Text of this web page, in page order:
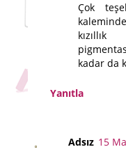
Çok
kızıllık
kadar da
Yanıtla
Adsız 15